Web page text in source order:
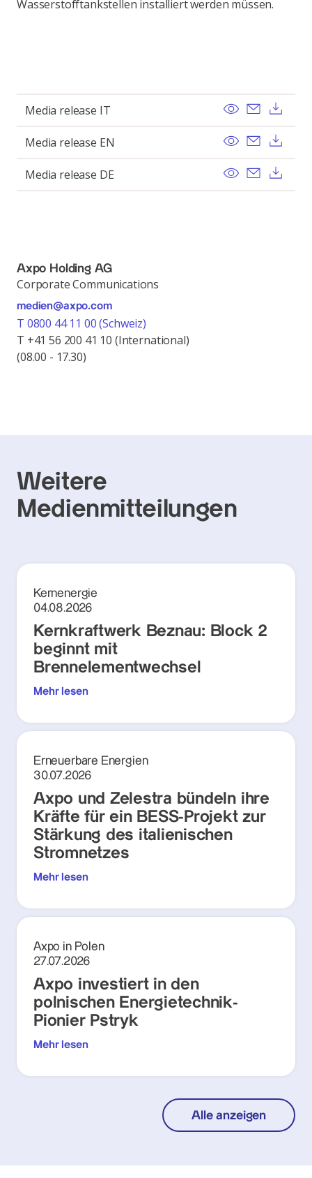
Wasserstofftankstellen installiert werden müssen.
Media release IT View Send
Media release EN View Send
Media release DE View Send
Axpo Holding AG
Corporate Communications
medien@axpo.com
T 0800 44 11 00 (Schweiz)
T +41 56 200 41 10 (International)
(08.00 - 17.30)
Weitere
Medienmitteilungen
Kernenergie
04.08.2026
Kernkraftwerk Beznau: Block 2
beginnt mit
Brennelementwechsel
Mehr lesen
Erneuerbare Energien
30.07.2026
Axpo und Zelestra bündeln ihre
Kräfte für ein BESS-Projekt zur
Stärkung des italienischen
Stromnetzes
Mehr lesen
Axpo in Polen
27.07.2026
Axpo investiert in den
polnischen Energietechnik-
Pionier Pstryk
Mehr lesen
Alle anzeigen